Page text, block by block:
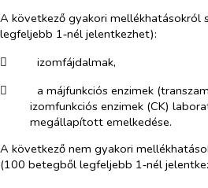
A következő gyakori
legfeljebb 1‑nél jelentkezhet):
​
izomfájdalmak,
​
a májfunkciós enzimek
izomfunkciós enzimek (CK)
megállapított emelkedése.
A következő nem gyakori
(100 betegből legfeljebb 1‑nél